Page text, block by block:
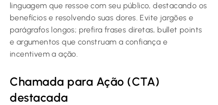
linguagem que ressoe com seu público, destacando os
benefícios e resolvendo suas dores. Evite jargões e
parágrafos longos; prefira frases diretas, bullet points
e argumentos que construam a confiança e
incentivem a ação.
Chamada para Ação (CTA)
destacada